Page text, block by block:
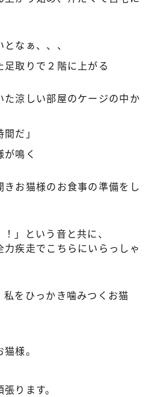
なぁ、、、
取りで２階に上がる
た涼しい部屋のケージの中か
だ」
鳴く
お猫様のお食事の準備をし
」という音と共に、
疾走でこちらにいらっしゃ
をひっかき噛みつくお猫
様。
ります。